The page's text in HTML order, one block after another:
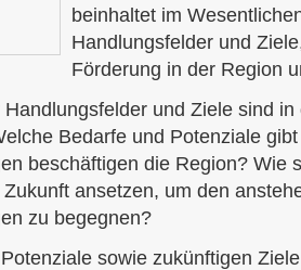
beinhaltet im
Handlungsfelder und
Förderung in der Region
und Ziele sind
Bedarfe und Potenziale
beschäftigen die Region? Wie
ansetzen, um den
zu begegnen?
sowie zukünftigen